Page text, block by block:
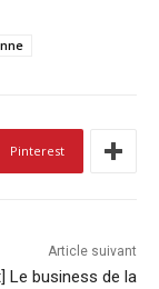
Pinterest
Article suivant
Le business de la